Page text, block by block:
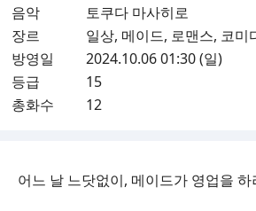
음악
토쿠다 마사히로
장르
일상, 메이드, 로맨스, 코미
방영일
2024.10.06 01:30 (일)
등급
15
총화수
12
어느 날 느닷없이, 메이드가 영업을